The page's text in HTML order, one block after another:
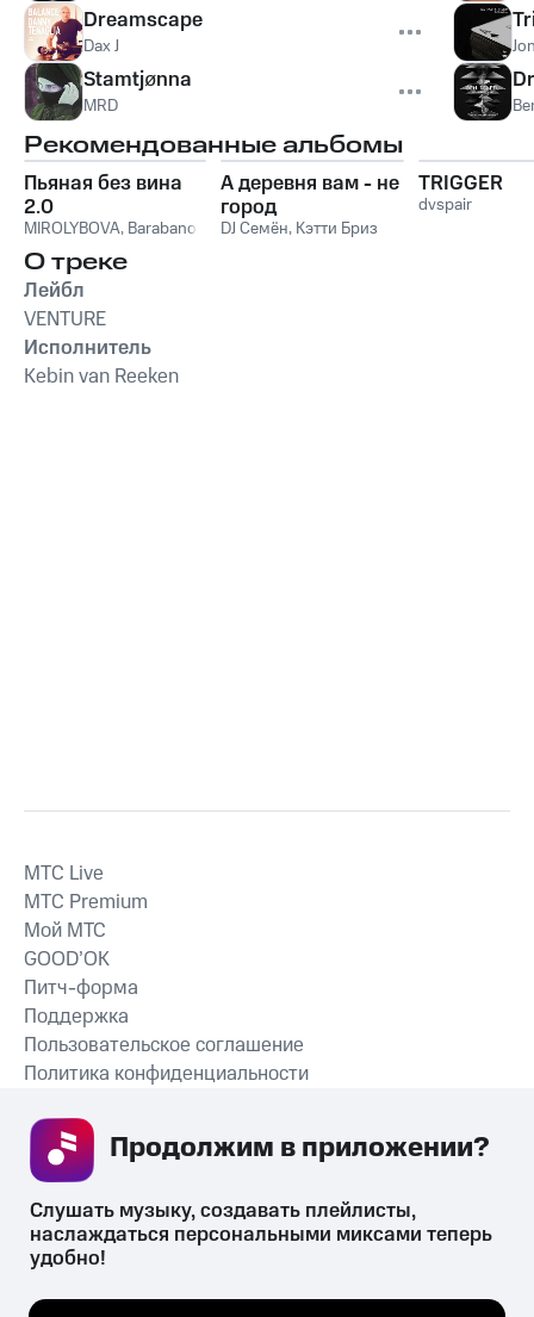
Dreamscape
Dax J
Stamtjønna
MRD
Рекомендованные альбомы
Пьяная без вина
2.0
MIROLYBOVA, Barabanov
А деревня вам - не
город
DJ Семён, Кэтти Бриз
TRIGGER
dvspair
О треке
Лейбл
VENTURE
Исполнитель
Kebin van Reeken
СКАЧАТЬ ПРИЛОЖЕНИЕ
MTС Live
MTС Premium
Мой МТС
GOOD’OK
Питч-форма
Поддержка
Пользовательское соглашение
Политика конфиденциальности
психотропных веществ, их аналогов причиняет вред здоровью,
Слушать музыку, создавать плейлисты,
наслаждаться персональными миксами теперь
удобно!